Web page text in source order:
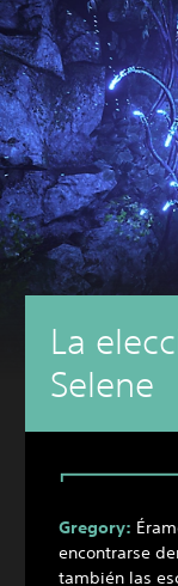
La
Selene
Gregory:
encontrarse
también las